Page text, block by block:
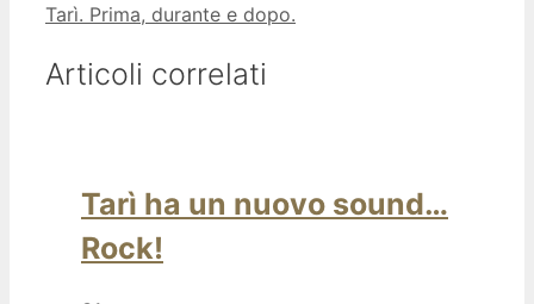
Tarì. Prima, durante e dopo.
Articoli correlati
Tarì ha un nuovo sound…
Rock!